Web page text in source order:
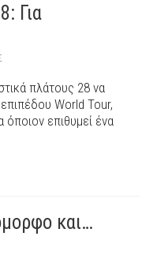
Για
πλάτους 28 να
World Tour,
όποιον επιθυμεί ένα
και…